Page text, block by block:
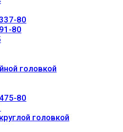
80
80
головкой
80
головкой